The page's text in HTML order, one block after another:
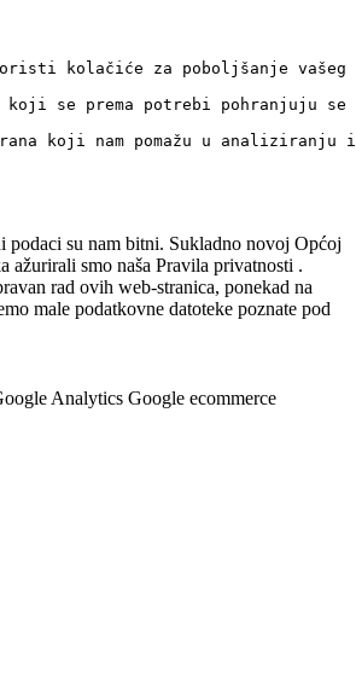
kolačiće za poboljšanje
koji se prema potrebi pohranjuju
koji nam pomažu u
podaci su nam bitni. Sukladno novoj Općoj
ažurirali smo naša Pravila privatnosti .
rad ovih web-stranica, ponekad na
male podatkovne datoteke poznate pod
Analytics Google ecommerce